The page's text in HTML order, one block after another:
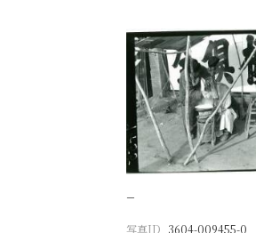
−
写真ID 3604-009455-0